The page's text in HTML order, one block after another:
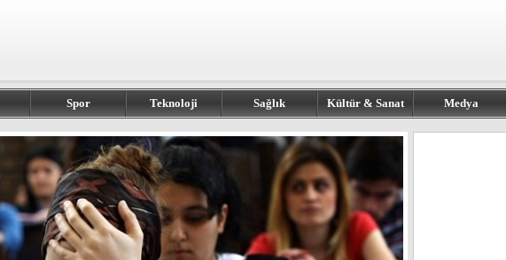
Spor Teknoloji Sağlık Kültür & Sanat Medya